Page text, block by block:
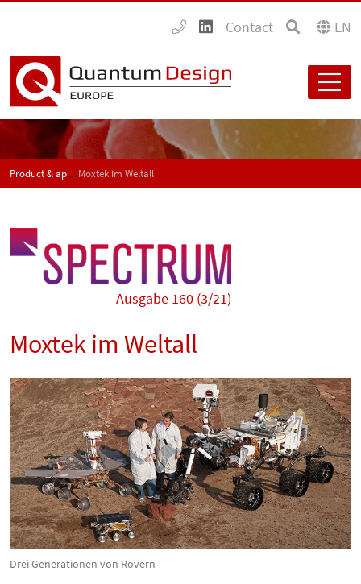
Contact EN
Product & application news - SPECTRUMMoxtek im Weltall
Ausgabe 160 (3/21)
Moxtek im Weltall
Drei Generationen von Rovern